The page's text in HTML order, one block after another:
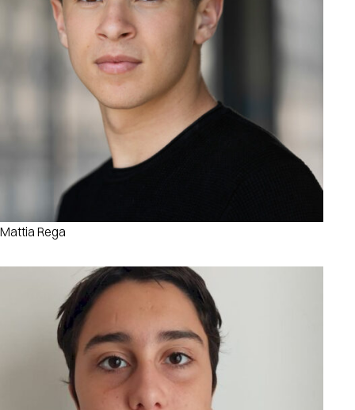
Mattia Rega